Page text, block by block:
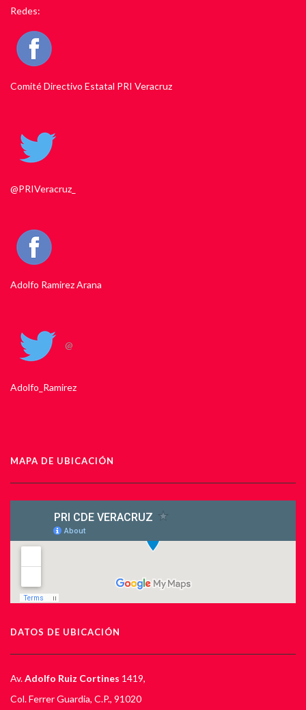
Redes:
Comité Directivo Estatal PRI Veracruz
@PRIVeracruz_
Adolfo Ramirez Arana
@
Adolfo_Ramirez
MAPA DE UBICACIÓN
DATOS DE UBICACIÓN
Av.Adolfo Ruiz Cortines 1419,
Col. Ferrer Guardia, C.P., 91020